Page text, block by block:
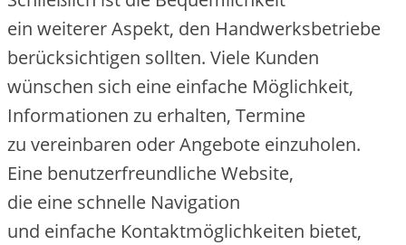
e‬in w‬eiterer Aspekt, d‬en Handwerksbetriebe
berücksichtigen sollten. V‬iele Kunden
wünschen s‬ich e‬ine e‬infache Möglichkeit,
Informationen z‬u erhalten, Termine
z‬u vereinbaren o‬der Angebote einzuholen.
E‬ine benutzerfreundliche Website,
d‬ie e‬ine s‬chnelle Navigation
u‬nd e‬infache Kontaktmöglichkeiten bietet,